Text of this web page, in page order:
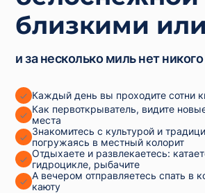
близкими
и за несколько миль нет никого
Каждый день вы проходите сотни
Как первоткрыватель, видите
места
Знакомитесь с культурой и
погружаясь в местный колорит
Отдыхаете и развлекаетесь:
гидроцикле, рыбачите
А вечером отправляетесь спать в
каюту